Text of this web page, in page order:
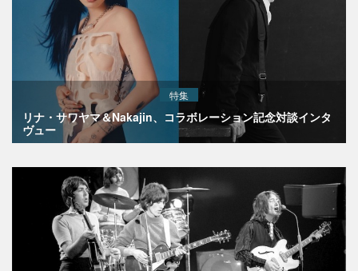
特集
リナ・サワヤマ＆Nakajin、コラボレーション記念対談インタ
ヴュー